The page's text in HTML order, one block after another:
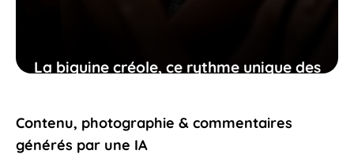
La biguine créole, ce rythme unique des
son histoire
30 avril 2026
Contenu, photographie & commentaires
générés par une IA